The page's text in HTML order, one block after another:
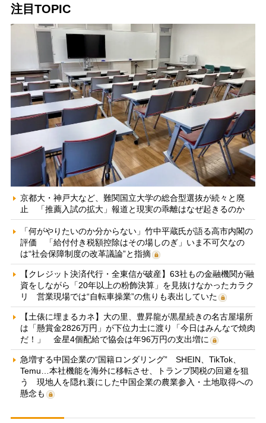
注目TOPIC
京都大・神戸大など、難関国立大学の総合型選抜が続々と廃
止 「推薦入試の拡大」報道と現実の乖離はなぜ起きるのか
「何がやりたいのか分からない」竹中平蔵氏が語る高市内閣の
評価 「給付付き税額控除はその場しのぎ」いま不可欠なの
は“社会保障制度の改革議論”と指摘
【クレジット決済代行・全東信が破産】63社もの金融機関が融
資をしながら「20年以上の粉飾決算」を見抜けなかったカラク
リ 営業現場では“自転車操業”の焦りも表出していた
【土俵に埋まるカネ】大の里、豊昇龍が黒星続きの名古屋場所
は「懸賞金2826万円」が下位力士に渡り「今日はみんなで焼肉
だ！」 金星4個配給で協会は年96万円の支出増に
急増する中国企業の“国籍ロンダリング” SHEIN、TikTok、
Temu…本社機能を海外に移転させ、トランプ関税の回避を狙
う 現地人を隠れ蓑にした中国企業の農業参入・土地取得への
懸念も